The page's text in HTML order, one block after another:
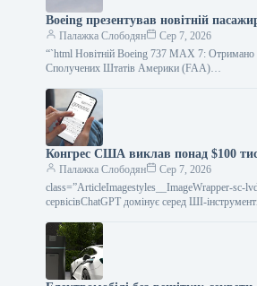
Boeing презентував новітній
Палажка Слободян
Сер 7, 2026
“`html Новітній Boeing 737 MAX 7: Отримано
Сполучених Штатів Америки (FAA)…
Конгрес США виклав понад $100
Палажка Слободян
Сер 7, 2026
class=”ArticleImagestyles__ImageWrapper-sc-
сервісівChatGPT домінує серед ШІ-